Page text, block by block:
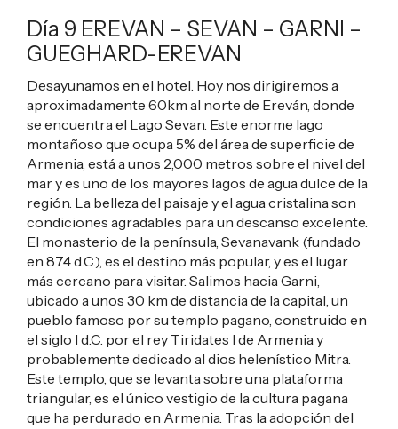
Día 9 EREVAN – SEVAN – GARNI –
GUEGHARD-EREVAN
Desayunamos en el hotel. Hoy nos dirigiremos a
aproximadamente 60km al norte de Ereván, donde
se encuentra el Lago Sevan. Este enorme lago
montañoso que ocupa 5% del área de superficie de
Armenia, está a unos 2,000 metros sobre el nivel del
mar y es uno de los mayores lagos de agua dulce de la
región. La belleza del paisaje y el agua cristalina son
condiciones agradables para un descanso excelente.
El monasterio de la península, Sevanavank (fundado
en 874 d.C.), es el destino más popular, y es el lugar
más cercano para visitar. Salimos hacia Garni,
ubicado a unos 30 km de distancia de la capital, un
pueblo famoso por su templo pagano, construido en
el siglo I d.C. por el rey Tiridates I de Armenia y
probablemente dedicado al dios helenístico Mitra.
Este templo, que se levanta sobre una plataforma
triangular, es el único vestigio de la cultura pagana
que ha perdurado en Armenia. Tras la adopción del